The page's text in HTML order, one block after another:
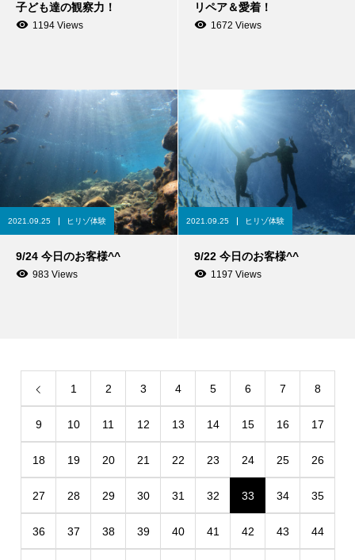
子ども達の観察力！
1194 Views
リペア＆愛着！
1672 Views
2021.09.25 ヒリゾ体験
9/24 今日のお客様^^
983 Views
2021.09.25 ヒリゾ体験
9/22 今日のお客様^^
1197 Views
1 2 3 4 5 6 7 8
9 10 11 12 13 14 15 16 17
18 19 20 21 22 23 24 25 26
27 28 29 30 31 32 33 34 35
36 37 38 39 40 41 42 43 44